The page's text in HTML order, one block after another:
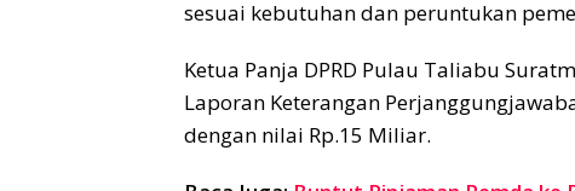
sesuai kebutuhan dan peruntukan
Ketua Panja DPRD Pulau Taliabu
Laporan Keterangan
dengan nilai Rp.15 Miliar.